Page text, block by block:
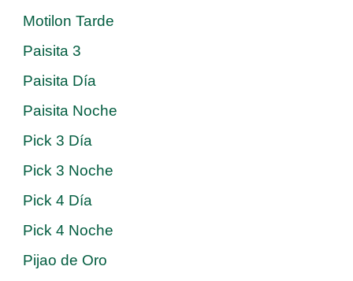
Motilon Tarde
Paisita 3
Paisita Día
Paisita Noche
Pick 3 Día
Pick 3 Noche
Pick 4 Día
Pick 4 Noche
Pijao de Oro